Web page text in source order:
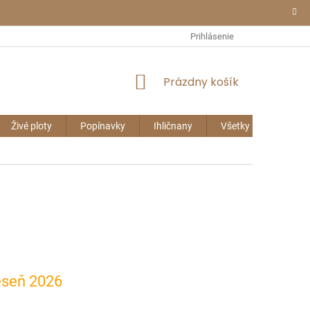
Prihlásenie
NÁKUPNÝ
Prázdny košík
Živé ploty Popínavky Ihličnany Všetky rastliny
2026